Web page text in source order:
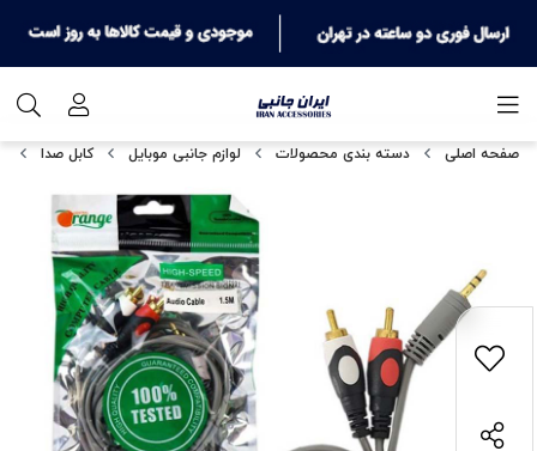
صفحه اصلی دسته بندی محصولات لوازم جانبی موبایل کابل صدا